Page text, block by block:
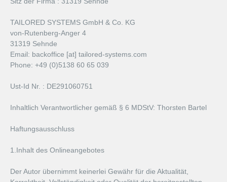
Digital Product Development
3D Metrology
Engineering Solutions
Career
Jobs
Degree Dissertation
Contact
TAILORED SYSTEMS GmbH & Co. KG
von-Rutenberg-Anger 4
31319 Sehnde
Email: backoffice [at] tailored-systems.com
Phone: +49 (0)5138 60 65 039
Ust-Id Nr. : DE291060751
Inhaltlich Verantwortlicher gemäß § 6 MDStV: Thorsten Bartel
Haftungsausschluss
1.Inhalt des Onlineangebotes
Der Autor übernimmt keinerlei Gewähr für die Aktualität,